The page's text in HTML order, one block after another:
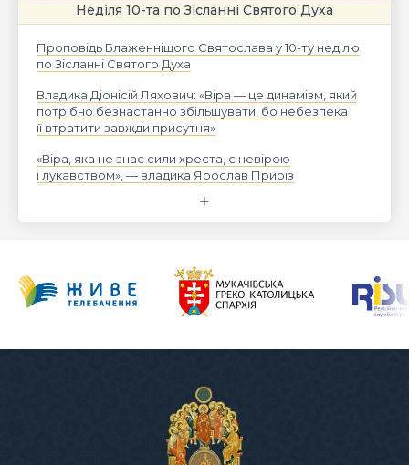
Неділя 10-та по Зісланні Святого Духа
Проповідь Блаженнішого Святослава у 10-ту неділю
по Зісланні Святого Духа
Владика Діонісій Ляхович: «Віра — це динамізм, який
потрібно безнастанно збільшувати, бо небезпека
її втратити завжди присутня»
«Віра, яка не знає сили хреста, є невірою
і лукавством», — владика Ярослав Приріз